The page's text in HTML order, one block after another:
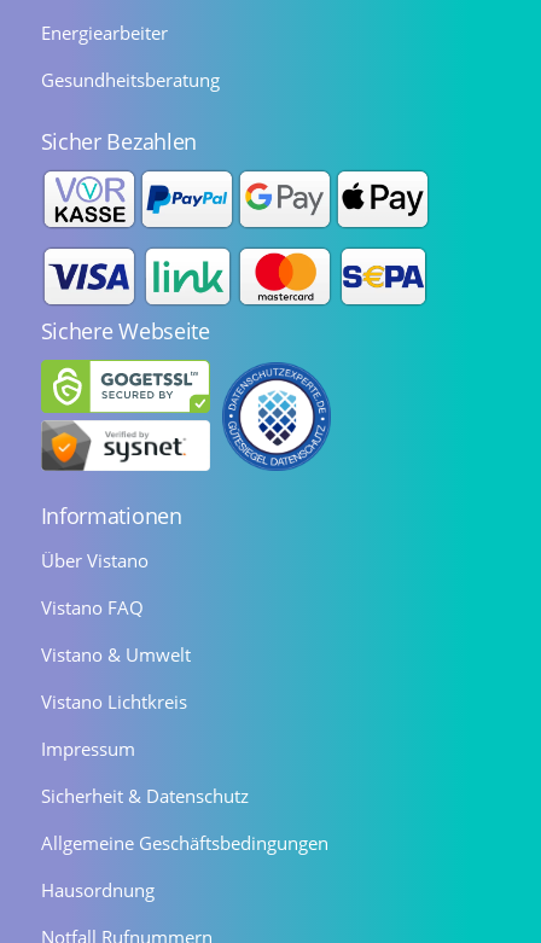
Energiearbeiter
Gesundheitsberatung
Sicher Bezahlen
Sichere Webseite
Informationen
Über Vistano
Vistano FAQ
Vistano & Umwelt
Vistano Lichtkreis
Impressum
Sicherheit & Datenschutz
Allgemeine Geschäftsbedingungen
Hausordnung
Notfall Rufnummern